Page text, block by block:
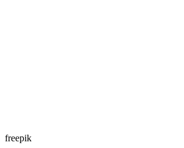
freepik